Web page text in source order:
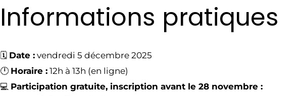
Informations pratiques
🗓️ Date : vendredi 5 décembre 2025
🕛 Horaire : 12h à 13h (en ligne)
💻 Participation gratuite, inscription avant le 28 novembre :